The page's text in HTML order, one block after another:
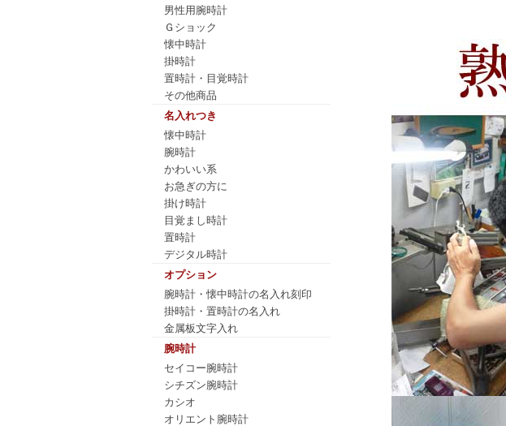
男性用腕時計
Ｇショック
懐中時計
掛時計
置時計・目覚時計
その他商品
名入れつき
懐中時計
腕時計
かわいい系
お急ぎの方に
掛け時計
目覚まし時計
置時計
デジタル時計
オプション
腕時計・懐中時計の名入れ刻印
掛時計・置時計の名入れ
金属板文字入れ
腕時計
セイコー腕時計
シチズン腕時計
カシオ
オリエント腕時計